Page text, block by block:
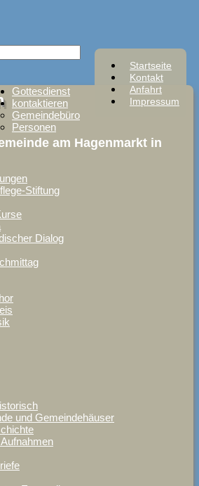
Startseite
Kontakt
Anfahrt
Impressum
am Hagenmarkt in
Gottesdienst
kontaktieren
Gemeindebüro
Personen
Stiftung
Dialog
und Gemeindehäuser